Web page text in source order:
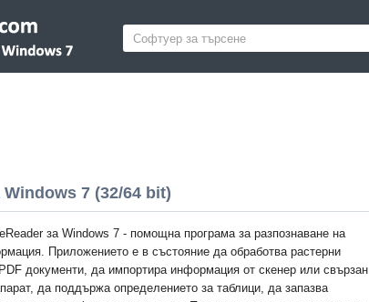
7 (32/64 bit)
за Windows 7 - помощна програма за разпознаване на
Приложението е в състояние да обработва растерни
документи, да импортира информация от скенер или свързан
да поддържа определението за таблици, да запазва